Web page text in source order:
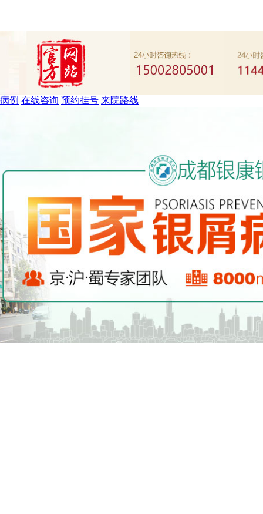
例 在线咨询 预约挂号 来院路线